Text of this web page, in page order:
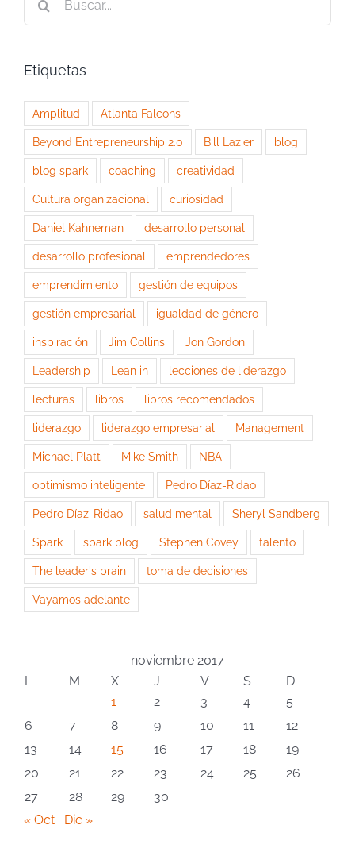
Etiquetas
Amplitud Atlanta Falcons
Beyond Entrepreneurship 2.0 Bill Lazier blog
blog spark coaching creatividad
Cultura organizacional curiosidad
Daniel Kahneman desarrollo personal
desarrollo profesional emprendedores
emprendimiento gestión de equipos
gestión empresarial igualdad de género
inspiración Jim Collins Jon Gordon
Leadership Lean in lecciones de liderazgo
lecturas libros libros recomendados
liderazgo liderazgo empresarial Management
Michael Platt Mike Smith NBA
optimismo inteligente Pedro Díaz-Ridao
Pedro Díaz-Ridao salud mental Sheryl Sandberg
Spark spark blog Stephen Covey talento
The leader's brain toma de decisiones
Vayamos adelante
noviembre 2017
L
M X J V S
D
1
2 3 4
5
6
7 8 9 10 11
12
13
14 15 16 17 18
19
20
21 22 23 24 25
26
27
28 29
30
« Oct
Dic »